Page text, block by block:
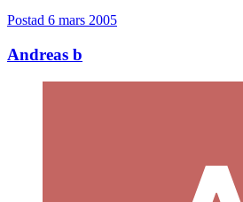
Postad 6 mars 2005
Andreas b